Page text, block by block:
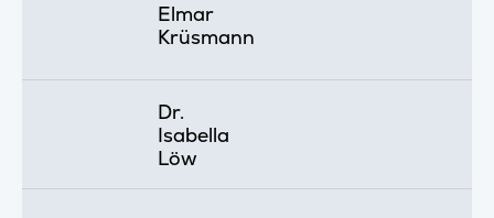
Elmar
Krüsmann
Dr.
Isabella
Löw